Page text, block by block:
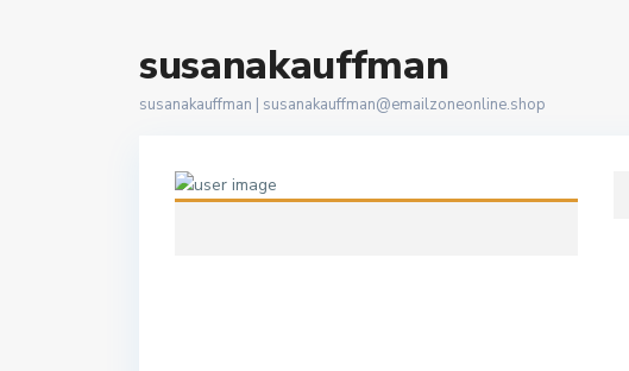
susanakauffman
susanakauffman | susanakauffman@emailzoneonline.shop